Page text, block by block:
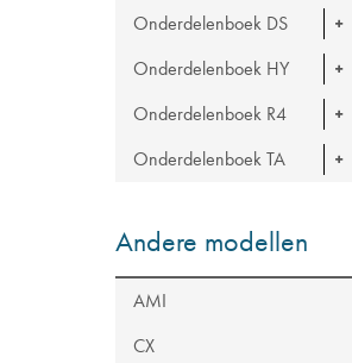
Onderdelenboek DS
Onderdelenboek HY
Onderdelenboek R4
Onderdelenboek TA
Andere modellen
AMI
CX